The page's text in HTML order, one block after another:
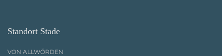
Standort Stade
VON ALLWÖRDEN